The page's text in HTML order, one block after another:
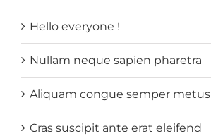
Hello everyone !
Nullam neque sapien pharetra
Aliquam congue semper metus
Cras suscipit ante erat eleifend